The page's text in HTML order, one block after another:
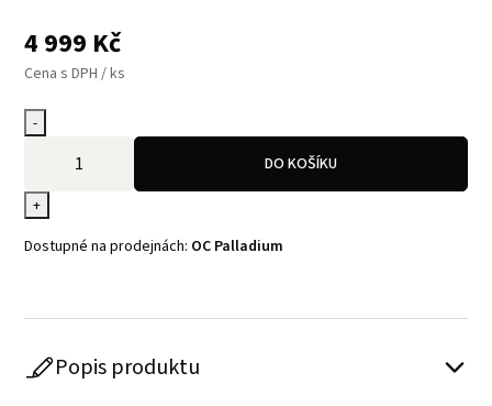
4 999 Kč
Cena s DPH / ks
-
+
DO KOŠÍKU
Dostupné na prodejnách: OC Palladium
Popis produktu